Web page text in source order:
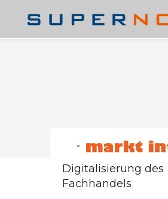
KARRIERE
SUPERNOVA-PORTAL
Digitalisierung des
Fachhandels